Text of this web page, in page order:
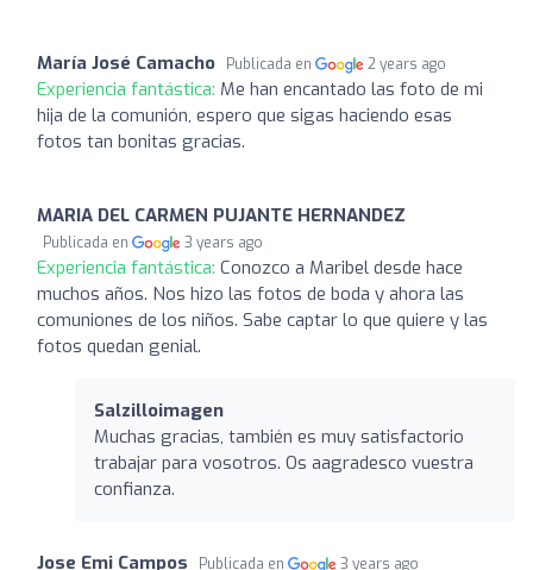
María José Camacho Publicada en 2 years ago
Experiencia fantástica: Me han encantado las foto de mi
hija de la comunión, espero que sigas haciendo esas
fotos tan bonitas gracias.
MARIA DEL CARMEN PUJANTE HERNANDEZ
Publicada en 3 years ago
Experiencia fantástica: Conozco a Maribel desde hace
muchos años. Nos hizo las fotos de boda y ahora las
comuniones de los niños. Sabe captar lo que quiere y las
fotos quedan genial.
Salzilloimagen
Muchas gracias, también es muy satisfactorio
trabajar para vosotros. Os aagradesco vuestra
confianza.
Jose Emi Campos Publicada en 3 years ago